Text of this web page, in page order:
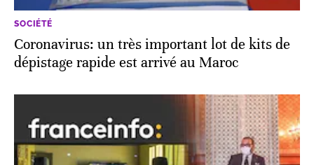
SOCIÉTÉ
Coronavirus: un très important lot de kits de
dépistage rapide est arrivé au Maroc